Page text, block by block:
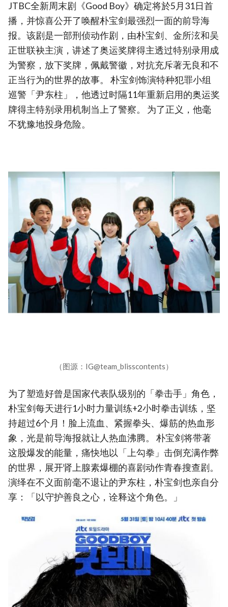
JTBC全新周末剧《Good Boy》确定将於5月31日首
播，并惊喜公开了唤醒朴宝剑最强烈一面的前导海
报。该剧是一部刑侦动作剧，由朴宝剑、金所泫和吴
正世联袂主演，讲述了奥运奖牌得主透过特别录用成
为警察，放下奖牌，佩戴警徽，对抗充斥著无良和不
正当行为的世界的故事。 朴宝剑饰演特种犯罪小组
巡警「尹东柱」，他透过时隔11年重新启用的奥运奖
牌得主特别录用机制当上了警察。 为了正义，他毫
不犹豫地投身危险。
（图源：IG@team_blisscontents）
为了塑造好曾是国家代表队级别的「拳击手」角色，
朴宝剑每天进行1小时力量训练+2小时拳击训练，坚
持超过6个月！脸上流血、紧握拳头、爆筋的热血形
象，光是前导海报就让人热血沸腾。 朴宝剑将带著
这股爆发的能量，痛快地以「上勾拳」击倒充满作弊
的世界，展开肾上腺素爆棚的喜剧动作青春搜查剧。
演绎在不义面前毫不退让的尹东柱，朴宝剑也亲自分
享：「以守护善良之心，诠释这个角色。」